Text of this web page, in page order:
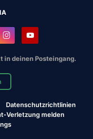
in deinen Posteingang.
Datenschutzrichtlinien
Verletzung melden